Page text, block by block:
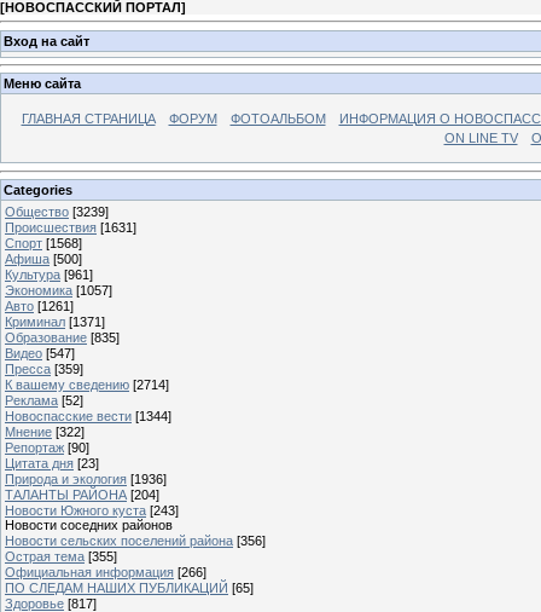
[НОВОСПАССКИЙ ПОРТАЛ]
Вход на сайт
Меню сайта
ГЛАВНАЯ СТРАНИЦА ФОРУМ ФОТОАЛЬБОМ
ИНФОРМАЦИЯ О
ON LINE TV
Categories
Общество [3239]
Происшествия [1631]
Спорт [1568]
Афиша [500]
Культура [961]
Экономика [1057]
Авто [1261]
Криминал [1371]
Образование [835]
Видео [547]
Пресса [359]
К вашему сведению [2714]
Реклама [52]
Новоспасские вести [1344]
Мнение [322]
Репортаж [90]
Цитата дня [23]
Природа и экология [1936]
ТАЛАНТЫ РАЙОНА [204]
Новости Южного куста [243]
Новости соседних районов
Новости сельских поселений района [356]
Острая тема [355]
Официальная информация [266]
ПО СЛЕДАМ НАШИХ ПУБЛИКАЦИЙ [65]
Здоровье [817]